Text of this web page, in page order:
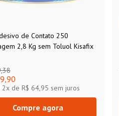
de Contato 250
2,8 Kg sem Toluol Kisafix
2x de R$ 64,95 sem juros
Compre agora